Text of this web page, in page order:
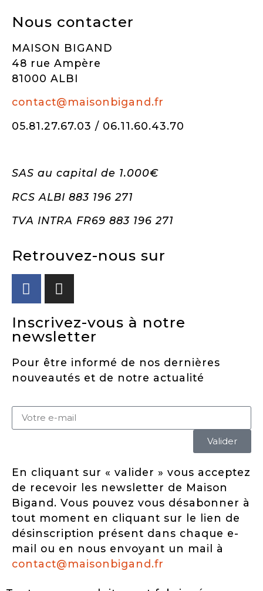
Nous contacter
MAISON BIGAND
48 rue Ampère
81000 ALBI
contact@maisonbigand.fr
05.81.27.67.03 / 06.11.60.43.70
SAS au capital de 1.000€
RCS ALBI 883 196 271
TVA INTRA FR69 883 196 271
Retrouvez-nous sur
Inscrivez-vous à notre
newsletter
Pour être informé de nos dernières
nouveautés et de notre actualité
Valider
En cliquant sur « valider » vous acceptez
de recevoir les newsletter de Maison
Bigand. Vous pouvez vous désabonner à
tout moment en cliquant sur le lien de
désinscription présent dans chaque e-
mail ou en nous envoyant un mail à
contact@maisonbigand.fr